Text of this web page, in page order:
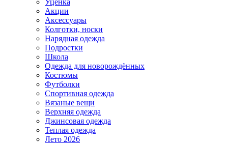
Уценка
Акции
Аксессуары
Колготки, носки
Нарядная одежда
Подростки
Школа
Одежда для новорождённых
Костюмы
Футболки
Спортивная одежда
Вязаные вещи
Верхняя одежда
Джинсовая одежда
Теплая одежда
Лето 2026